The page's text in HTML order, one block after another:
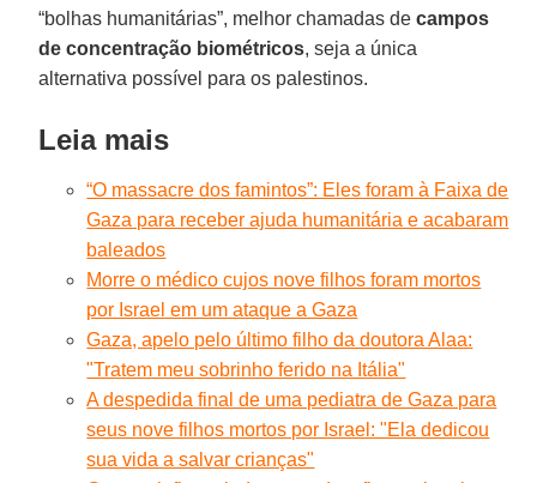
“bolhas humanitárias”, melhor chamadas decampos
de concentração biométricos, seja a única
alternativa possível para os palestinos.
Leia mais
“O massacre dos famintos”: Eles foram à Faixa de
Gaza para receber ajuda humanitária e acabaram
baleados
Morre o médico cujos nove filhos foram mortos
por Israel em um ataque a Gaza
Gaza, apelo pelo último filho da doutora Alaa:
"Tratem meu sobrinho ferido na Itália"
A despedida final de uma pediatra de Gaza para
seus nove filhos mortos por Israel: "Ela dedicou
sua vida a salvar crianças"